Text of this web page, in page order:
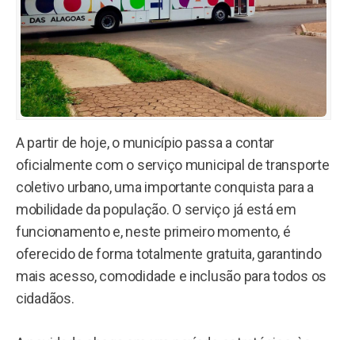
A partir de hoje, o município passa a contar
oficialmente com o serviço municipal de transporte
coletivo urbano, uma importante conquista para a
mobilidade da população. O serviço já está em
funcionamento e, neste primeiro momento, é
oferecido de forma totalmente gratuita, garantindo
mais acesso, comodidade e inclusão para todos os
cidadãos.